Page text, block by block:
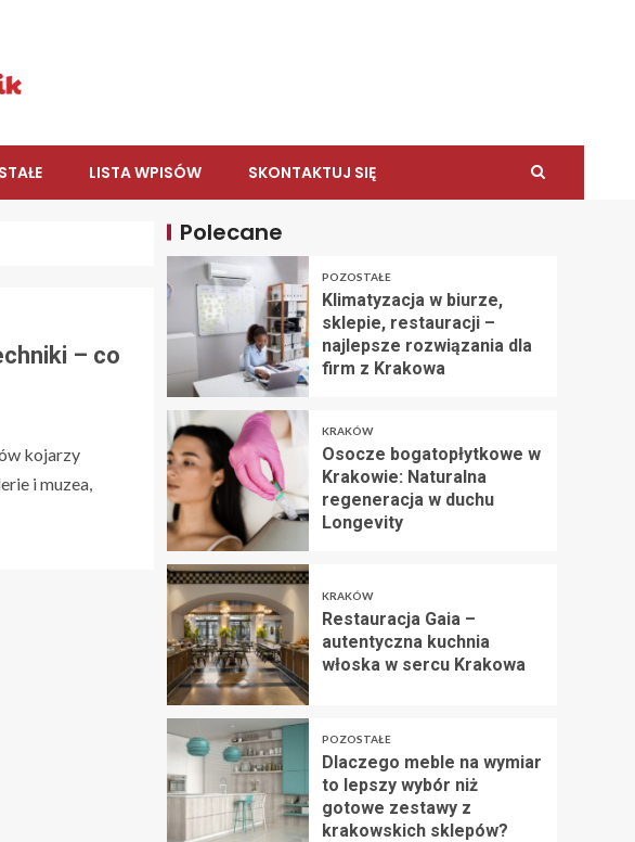
LISTA WPISÓW SKONTAKTUJ SIĘ
– co
kojarzy
i muzea,
Polecane
POZOSTAŁE
Klimatyzacja w biurze,
sklepie, restauracji –
najlepsze rozwiązania dla
firm z Krakowa
KRAKÓW
Osocze bogatopłytkowe w
Krakowie: Naturalna
regeneracja w duchu
Longevity
KRAKÓW
Restauracja Gaia –
autentyczna kuchnia
włoska w sercu Krakowa
POZOSTAŁE
Dlaczego meble na wymiar
to lepszy wybór niż
gotowe zestawy z
krakowskich sklepów?